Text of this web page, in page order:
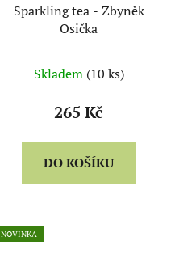
Sparkling tea - Zbyněk
Osička
Skladem (10 ks)
265 Kč
DO KOŠÍKU
NOVINKA